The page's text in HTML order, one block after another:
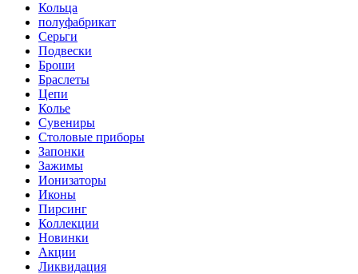
Кольца
полуфабрикат
Серьги
Подвески
Броши
Браслеты
Цепи
Колье
Сувениры
Столовые приборы
Запонки
Зажимы
Ионизаторы
Иконы
Пирсинг
Коллекции
Новинки
Акции
Ликвидация